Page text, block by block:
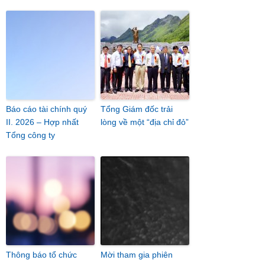
Báo cáo tài chính quý
II. 2026 – Hợp nhất
Tổng công ty
Tổng Giám đốc trải
lòng về một “địa chỉ đỏ”
Thông báo tổ chức
Mời tham gia phiên